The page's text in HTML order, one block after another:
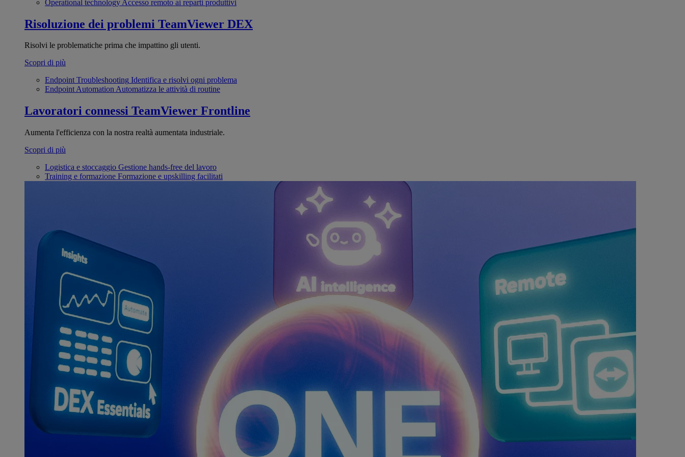
Operational technology Accesso remoto ai reparti produttivi
Risoluzione dei problemi TeamViewer DEX
Risolvi le problematiche prima che impattino gli utenti.
Scopri di più
Endpoint Troubleshooting Identifica e risolvi ogni problema
Endpoint AutomationAutomatizza le attività di routine
Lavoratori connessi TeamViewer Frontline
Aumenta l'efficienza con la nostra realtà aumentata industriale.
Scopri di più
Logistica e stoccaggio Gestione hands-free del lavoro
Training e formazione Formazione e upskilling facilitati